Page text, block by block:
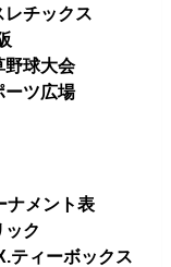
チックス
野球大会
ーツ広場
ナメント表
ック
ティーボックス